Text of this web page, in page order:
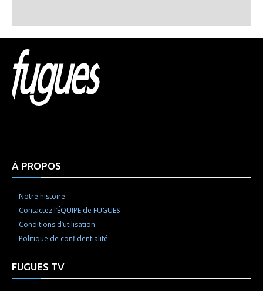
À PROPOS
Notre histoire
Contactez l’ÉQUIPE de FUGUES
Conditions d’utilisation
Politique de confidentialité
FUGUES TV